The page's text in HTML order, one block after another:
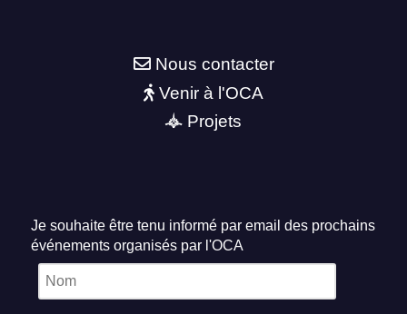
Nous contacter
Venir à l'OCA
Projets
Je souhaite être tenu informé par email des prochains
événements organisés par l'OCA